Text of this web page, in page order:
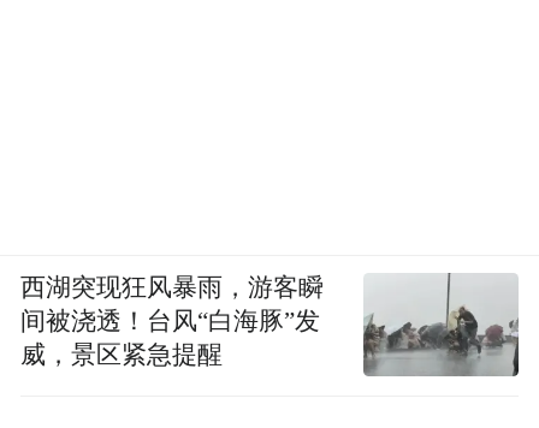
西湖突现狂风暴雨，游客瞬
间被浇透！台风“白海豚”发
威，景区紧急提醒